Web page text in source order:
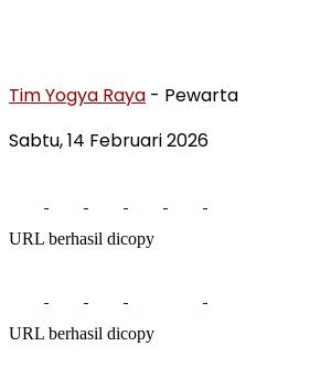
Tim Yogya Raya - Pewarta
Sabtu, 14 Februari 2026
URL berhasil dicopy
URL berhasil dicopy